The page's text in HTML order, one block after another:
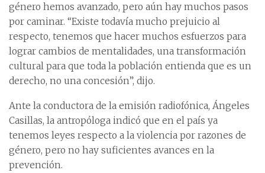
género hemos avanzado, pero aún hay muchos pasos
por caminar. “Existe todavía mucho prejuicio al
respecto, tenemos que hacer muchos esfuerzos para
lograr cambios de mentalidades, una transformación
cultural para que toda la población entienda que es un
derecho, no una concesión”, dijo.
Ante la conductora de la emisión radiofónica, Ángeles
Casillas, la antropóloga indicó que en el país ya
tenemos leyes respecto a la violencia por razones de
género, pero no hay suficientes avances en la
prevención.